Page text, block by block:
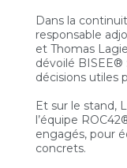
Dans la
responsable
et Thomas
dévoilé BISEE®
décisions utiles
Et sur le stand,
l’équipe
engagés, pour
concrets.